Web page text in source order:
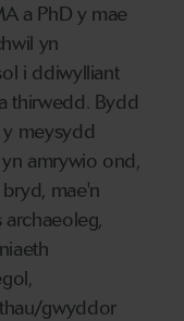
a PhD y mae
yn
i ddiwylliant
thirwedd. Bydd
meysydd
amrywio ond,
mae'n
archaeoleg,
gwyddor